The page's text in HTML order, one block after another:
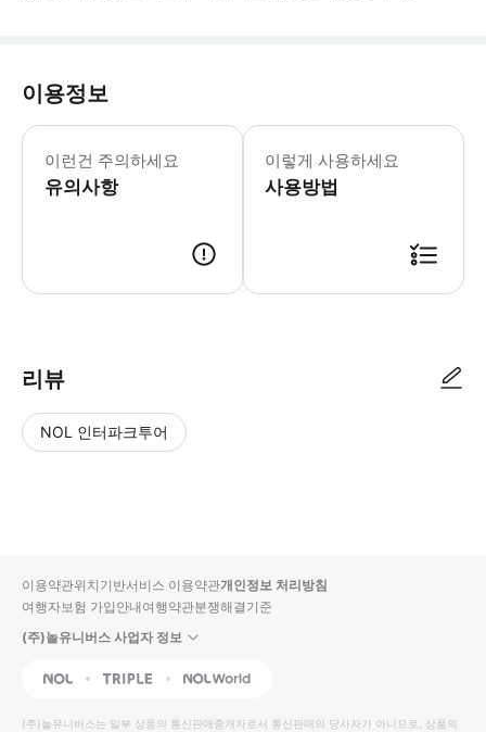
이용정보
이런건 주의하세요
유의사항
두바이에서 아부다비로의 반나절 여
이렇게 사용하세요
사용방법
리뷰
NOL 인터파크투어
입니
다.
높
동
순
상
이용약관위치기반서비스 이용약관개인정보 처리방침
여행자보험 가입안내여행약관분쟁해결기준
(주)놀유니버스 사업자 정보
NOL Triple Interpark Global
(주)놀유니버스는 일부 상품의 통신판매중개자로서 통신판매의 당사자가 아니므로, 상품의